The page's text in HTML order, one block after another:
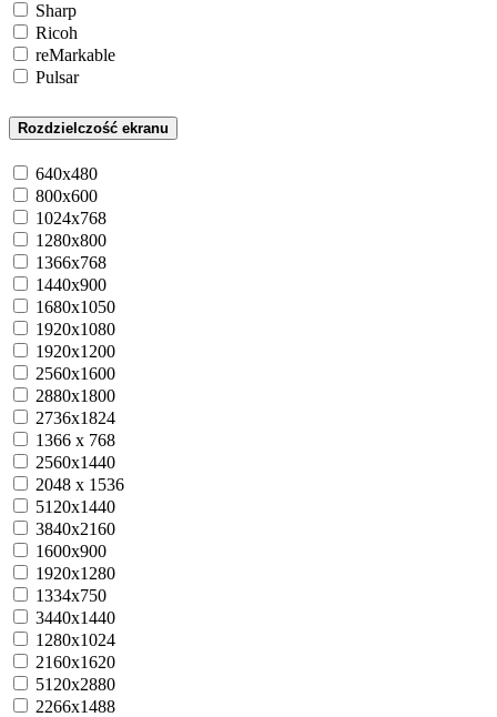
Sharp
Ricoh
reMarkable
Pulsar
Rozdzielczość ekranu
640x480
800x600
1024x768
1280x800
1366x768
1440x900
1680x1050
1920x1080
1920x1200
2560x1600
2880x1800
2736x1824
1366 x 768
2560x1440
2048 x 1536
5120x1440
3840x2160
1600x900
1920x1280
1334x750
3440x1440
1280x1024
2160x1620
5120x2880
2266x1488